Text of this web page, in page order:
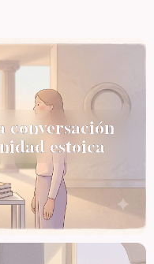
estoica